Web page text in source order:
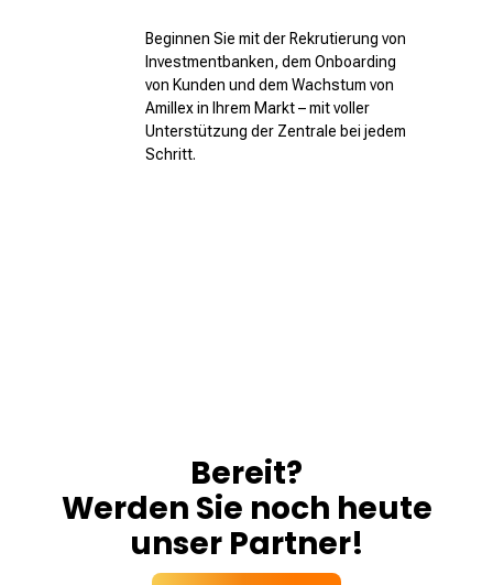
Beginnen Sie mit der Rekrutierung von
Investmentbanken, dem Onboarding
von Kunden und dem Wachstum von
Amillex in Ihrem Markt – mit voller
Unterstützung der Zentrale bei jedem
Schritt.
Bereit?
Werden Sie noch heute
unser Partner!